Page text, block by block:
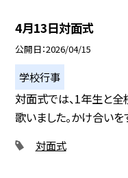
4月13日対面式
公開日 2026/04/15
学校行事
対面式では、1年生と全
歌いました。かけ合いを
対面式